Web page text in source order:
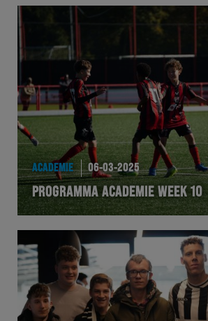
Team Zwart Wit
Futsal
Academie
ACADEMIE 06-03-2025
PROGRAMMA ACADEMIE WEEK 10